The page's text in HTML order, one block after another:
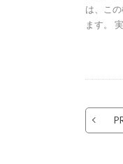
は、こ
ます。